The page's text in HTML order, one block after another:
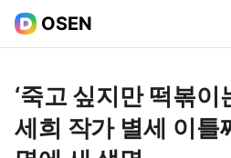
OSEN
‘죽고 싶지만 떡볶이
세희 작가 별세 이틀